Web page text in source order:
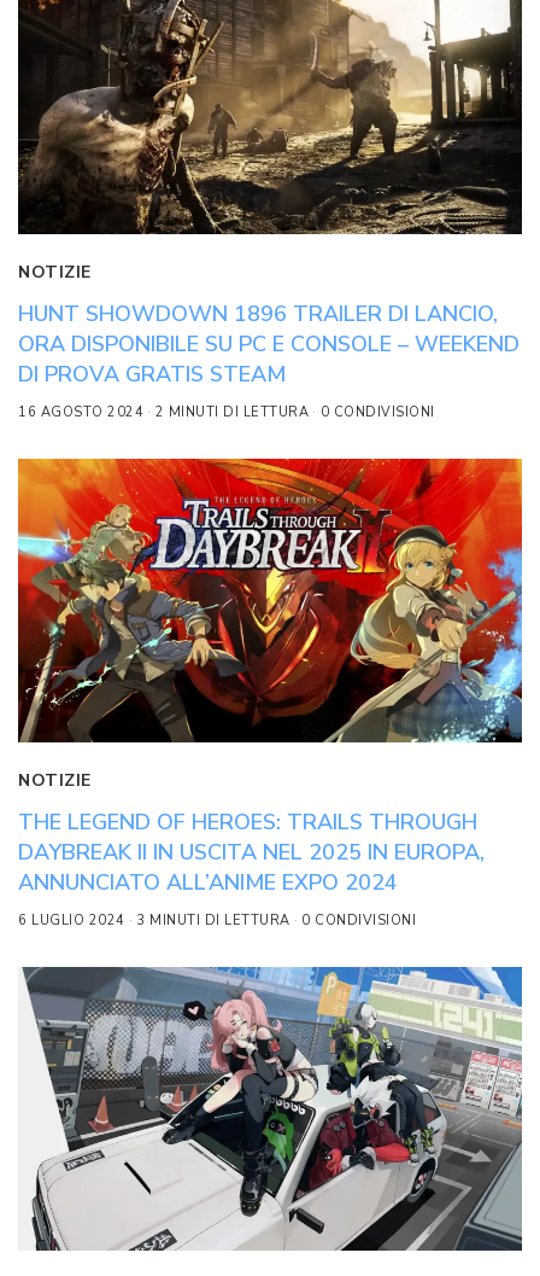
NOTIZIE
HUNT SHOWDOWN 1896 TRAILER DI LANCIO,
ORA DISPONIBILE SU PC E CONSOLE – WEEKEND
DI PROVA GRATIS STEAM
16 AGOSTO 2024 2 MINUTI DI LETTURA 0 CONDIVISIONI
NOTIZIE
THE LEGEND OF HEROES: TRAILS THROUGH
DAYBREAK II IN USCITA NEL 2025 IN EUROPA,
ANNUNCIATO ALL’ANIME EXPO 2024
6 LUGLIO 2024 3 MINUTI DI LETTURA 0 CONDIVISIONI